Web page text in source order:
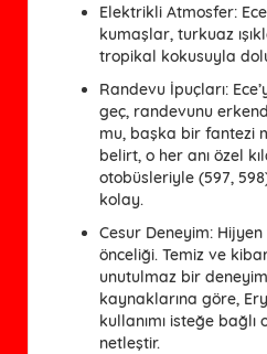
Elektrikli Atmosfer:
kumaşlar, turkuaz
tropikal kokusuyla
Randevu İpuçları:
geç, randevunu
mu, başka bir fantezi
belirt, o her anı özel
otobüsleriyle (597,
kolay.
Cesur Deneyim: Hijyen
önceliği. Temiz ve
unutulmaz bir
kaynaklarına göre,
kullanımı isteğe
netleştir.